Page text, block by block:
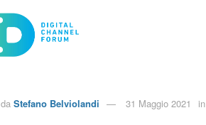
da Stefano Belviolandi 31 Maggio 2021 in